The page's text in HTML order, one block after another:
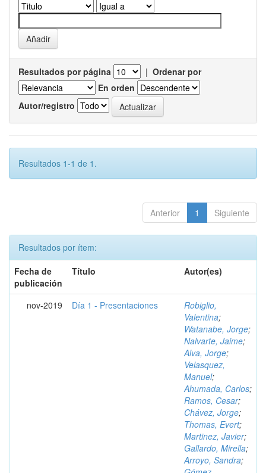
Resultados por página | Ordenar por
En orden
Autor/registro
Resultados 1-1 de 1.
Anterior 1 Siguiente
Resultados por ítem:
Fecha de
publicación
Título Autor(es)
nov-2019 Día 1 - Presentaciones
Robiglio,
Valentina;
Watanabe, Jorge;
Nalvarte, Jaime;
Alva, Jorge;
Velasquez,
Manuel;
Ahumada, Carlos;
Ramos, Cesar;
Chávez, Jorge;
Thomas, Evert;
Martinez, Javier;
Gallardo, Mirella;
Arroyo, Sandra;